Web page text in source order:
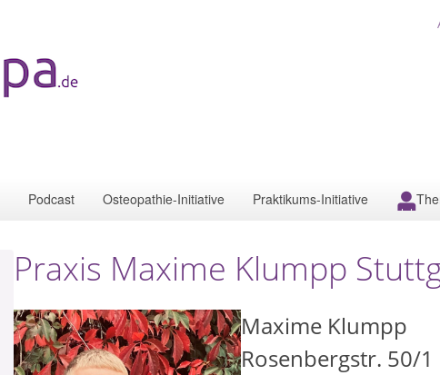
Podcast Osteopathie-Initiative Praktikums-Initiative
Praxis Maxime Klumpp
Maxime Klumpp
Rosenbergstr. 50/